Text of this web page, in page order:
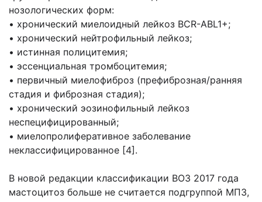
нозологических форм:
• хронический миелоидный лейкоз BCR-ABL1+;
• хронический нейтрофильный лейкоз;
• истинная полицитемия;
• эссенциальная тромбоцитемия;
• первичный миелофиброз (префиброзная/ранняя
стадия и фиброзная стадия);
• хронический эозинофильный лейкоз
неспецифицированный;
• миелопролиферативное заболевание
неклассифицированное [4].
В новой редакции классификации ВОЗ 2017 года
мастоцитоз больше не считается подгруппой МПЗ,